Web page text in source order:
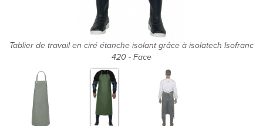
Tablier de travail en ciré étanche isolant grâce à isolatech Isofranc
420 - Face